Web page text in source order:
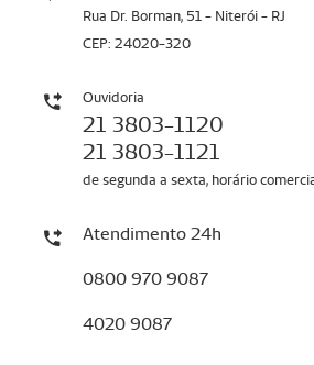
Rua Dr. Borman, 51 - Niterói - RJ
CEP: 24020-320
Ouvidoria
21 3803-1120
21 3803-1121
de segunda a sexta, horário
Atendimento 24h
0800 970 9087
4020 9087